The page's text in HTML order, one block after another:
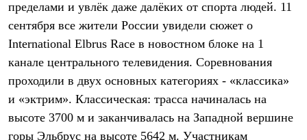
Брюки
Флисовая одежда
Куртки
Брюки
Термобелье
Теплое термобелье
Среднее термобелье
Легкое термобелье
Лёгкая одежда
Футболки
пределами и увлёк даже далёких от спорта людей. 11
сентября все жители России увидели сюжет о
International Elbrus Race в новостном блоке на 1
канале центрального телевидения. Соревнования
проходили в двух основных категориях - «классика»
и «эктрим». Классическая: трасса начиналась на
высоте 3700 м и заканчивалась на Западной вершине
горы Эльбрус на высоте 5642 м. Участникам